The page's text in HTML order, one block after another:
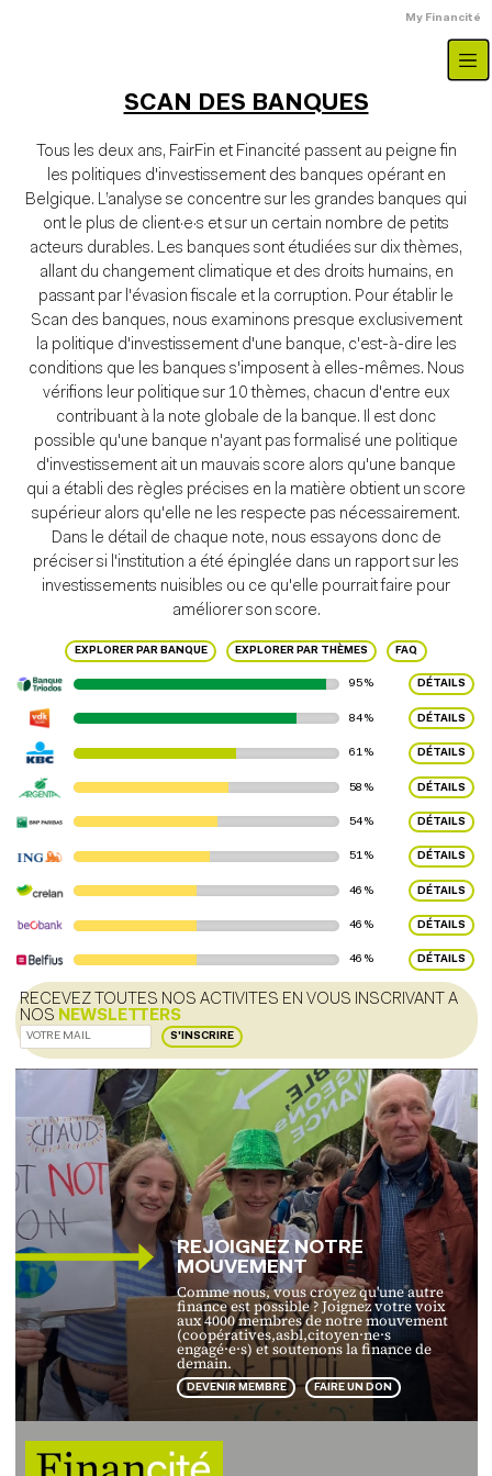
My Financité
SCAN DES BANQUES
Tous les deux ans, FairFin et Financité passent au peigne fin
les politiques d'investissement des banques opérant en
Belgique. L’analyse se concentre sur les grandes banques qui
ont le plus de client·e·s et sur un certain nombre de petits
acteurs durables. Les banques sont étudiées sur dix thèmes,
allant du changement climatique et des droits humains, en
passant par l'évasion fiscale et la corruption. Pour établir le
Scan des banques, nous examinons presque exclusivement
la politique d'investissement d'une banque, c'est-à-dire les
conditions que les banques s'imposent à elles-mêmes. Nous
vérifions leur politique sur 10 thèmes, chacun d'entre eux
contribuant à la note globale de la banque. Il est donc
possible qu'une banque n'ayant pas formalisé une politique
d'investissement ait un mauvais score alors qu'une banque
qui a établi des règles précises en la matière obtient un score
supérieur alors qu'elle ne les respecte pas nécessairement.
Dans le détail de chaque note, nous essayons donc de
préciser si l'institution a été épinglée dans un rapport sur les
investissements nuisibles ou ce qu'elle pourrait faire pour
améliorer son score.
EXPLORER PAR BANQUE EXPLORER PAR THÈMES FAQ
95 % DÉTAILS
84 % DÉTAILS
61 % DÉTAILS
58 % DÉTAILS
54 % DÉTAILS
51 % DÉTAILS
46 % DÉTAILS
46 % DÉTAILS
46 % DÉTAILS
RECEVEZ TOUTES NOS ACTIVITES EN VOUS INSCRIVANT A
NOS NEWSLETTERS
S'INSCRIRE
REJOIGNEZ NOTRE
MOUVEMENT
Comme nous, vous croyez qu'une autre
finance est possible ? Joignez votre voix
aux 4000 membres de notre mouvement
(coopératives,asbl,citoyen·ne·s
engagé·e·s) et soutenons la finance de
demain.
DEVENIR MEMBRE FAIRE UN DON